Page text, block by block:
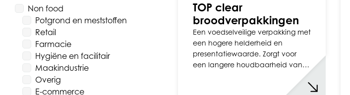
Non food
Potgrond en meststoffen
Retail
Farmacie
Hygiëne en facilitair
Maakindustrie
Overig
E-commerce
TOP clear
broodverpakkingen
Een voedselveilige verpakking met
een hogere helderheid en
presentatiewaarde. Zorgt voor
een langere houdbaarheid van…